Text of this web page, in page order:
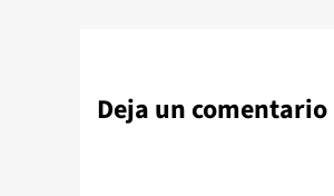
Deja un comentario